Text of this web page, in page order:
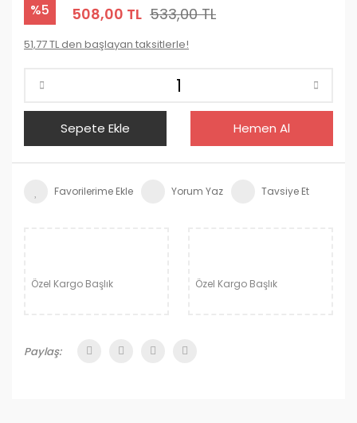
%5 508,00 TL 533,00 TL
51,77 TL den başlayan taksitlerle!
Sepete Ekle Hemen Al
Yorum Yaz Tavsiye Et
Özel Kargo Başlık Özel Kargo Başlık
Paylaş: